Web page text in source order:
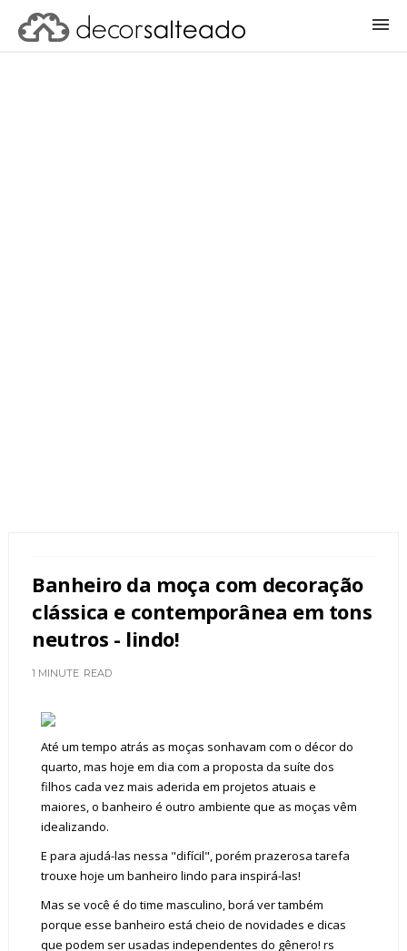
Banheiro da moça com decoração
clássica e contemporânea em tons
neutros - lindo!
1 MINUTE READ
Até um tempo atrás as moças sonhavam com o décor do
quarto, mas hoje em dia com a proposta da suíte dos
filhos cada vez mais aderida em projetos atuais e
maiores, o banheiro é outro ambiente que as moças vêm
idealizando.
E para ajudá-las nessa "difícil", porém prazerosa tarefa
trouxe hoje um banheiro lindo para inspirá-las!
Mas se você é do time masculino, borá ver também
porque esse banheiro está cheio de novidades e dicas
que podem ser usadas independentes do gênero! rs